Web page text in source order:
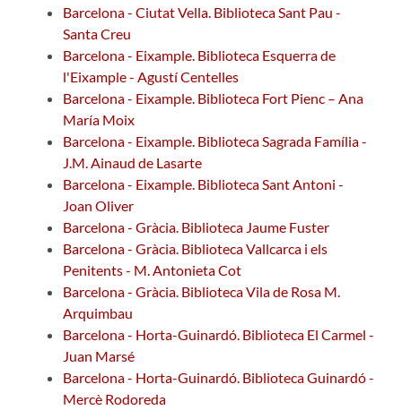
Barcelona - Ciutat Vella. Biblioteca Sant Pau -
Santa Creu
Barcelona - Eixample. Biblioteca Esquerra de
l'Eixample - Agustí Centelles
Barcelona - Eixample. Biblioteca Fort Pienc – Ana
María Moix
Barcelona - Eixample. Biblioteca Sagrada Família -
J.M. Ainaud de Lasarte
Barcelona - Eixample. Biblioteca Sant Antoni -
Joan Oliver
Barcelona - Gràcia. Biblioteca Jaume Fuster
Barcelona - Gràcia. Biblioteca Vallcarca i els
Penitents - M. Antonieta Cot
Barcelona - Gràcia. Biblioteca Vila de Rosa M.
Arquimbau
Barcelona - Horta-Guinardó. Biblioteca El Carmel -
Juan Marsé
Barcelona - Horta-Guinardó. Biblioteca Guinardó -
Mercè Rodoreda